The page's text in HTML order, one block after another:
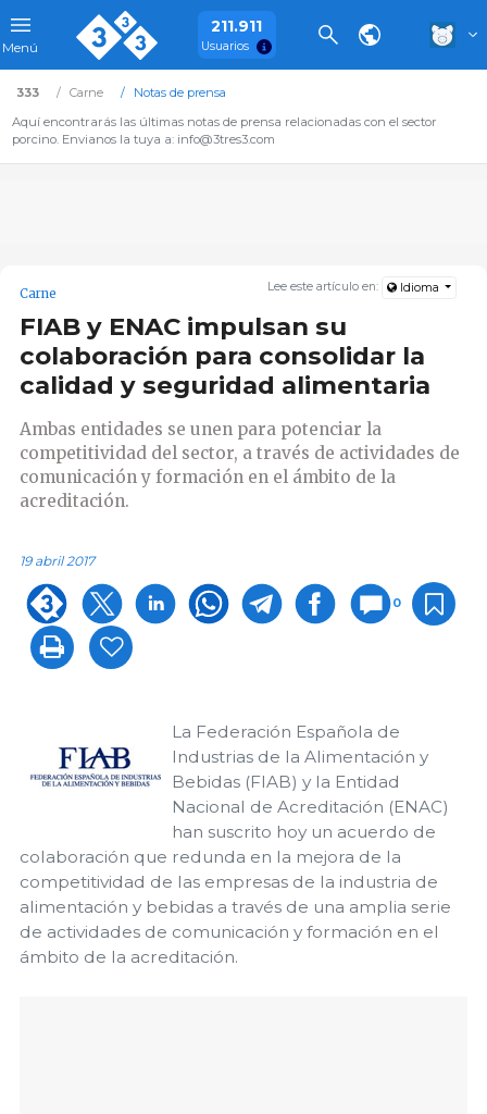
Menú
211.911
Usuarios
333 Carne
Notas de prensa
Aquí encontrarás las últimas notas de prensa relacionadas con el sector
porcino. Envianos la tuya a: info@3tres3.com
Lee este artículo en: Idioma
Carne
FIAB y ENAC impulsan su
colaboración para consolidar la
calidad y seguridad alimentaria
Ambas entidades se unen para potenciar la
competitividad del sector, a través de actividades de
comunicación y formación en el ámbito de la
acreditación.
19 abril 2017
0
La Federación Española de
Industrias de la Alimentación y
Bebidas (FIAB) y la Entidad
Nacional de Acreditación (ENAC)
han suscrito hoy un acuerdo de
colaboración que redunda en la mejora de la
competitividad de las empresas de la industria de
alimentación y bebidas a través de una amplia serie
de actividades de comunicación y formación en el
ámbito de la acreditación.